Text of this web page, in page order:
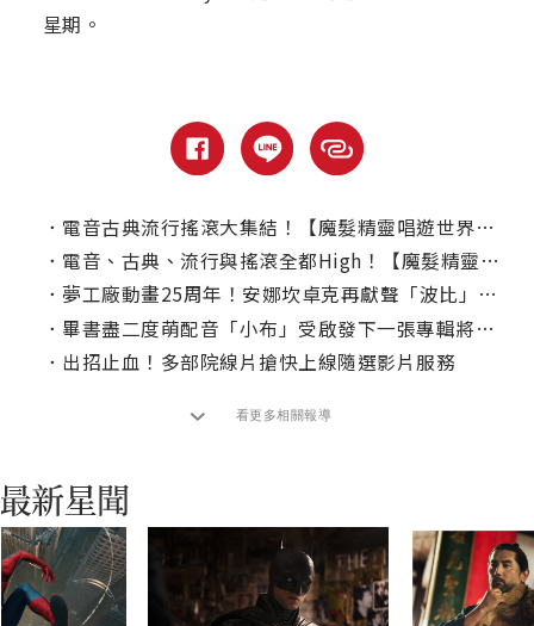
星期。
． 電音古典流行搖滾大集結！【魔髮精靈唱遊世界】本周電視首播
． 電音、古典、流行與搖滾全都High！【魔髮精靈唱遊世界】愛奇藝帶你唱起來
． 夢工廠動畫25周年！安娜坎卓克再獻聲「波比」：音樂扮演人生重要角色
． 畢書盡二度萌配音「小布」受啟發下一張專輯將挑戰全新風格
． 出招止血！多部院線片搶快上線隨選影片服務
看更多相關報導